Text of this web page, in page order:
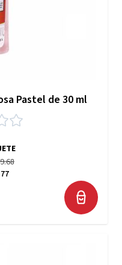
Pastel de 30 ml